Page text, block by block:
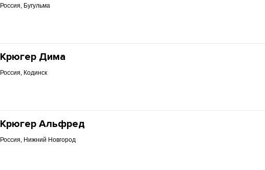
Россия, Бугульма
Крюгер Дима
Россия, Кодинск
Крюгер Альфред
Россия, Нижний Новгород